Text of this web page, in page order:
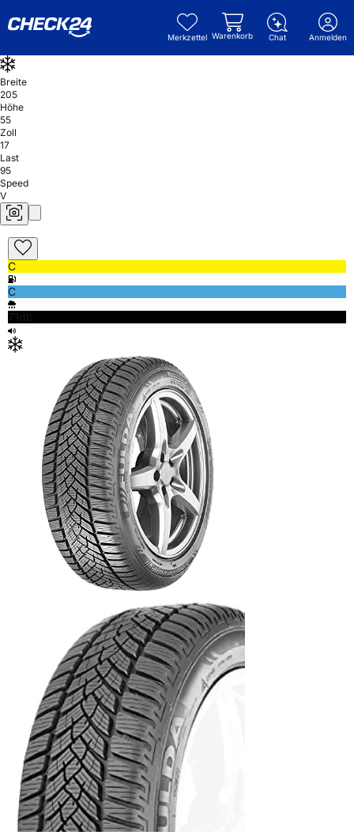
Merkzettel Warenkorb Chat Anmelden
Breite
205
Höhe
55
Zoll
17
Last
95
Speed
V
C
C
71db